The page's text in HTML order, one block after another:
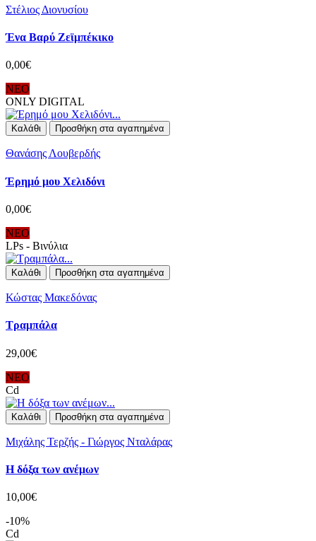
Στέλιος Διονυσίου
Ένα Βαρύ Ζεϊμπέκικο
0,00€
ΝΕΟ
ONLY DIGITAL
Καλάθι Προσθήκη στα αγαπημένα
Θανάσης Λουβερδής
Έρημό μου Χελιδόνι
0,00€
ΝΕΟ
LPs - Βινύλια
Καλάθι Προσθήκη στα αγαπημένα
Κώστας Μακεδόνας
Τραμπάλα
29,00€
ΝΕΟ
Cd
Καλάθι Προσθήκη στα αγαπημένα
Μιχάλης Τερζής - Γιώργος Νταλάρας
Η δόξα των ανέμων
10,00€
-10%
Cd